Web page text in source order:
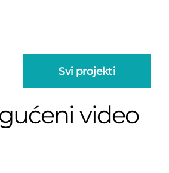
video
Svi projekti